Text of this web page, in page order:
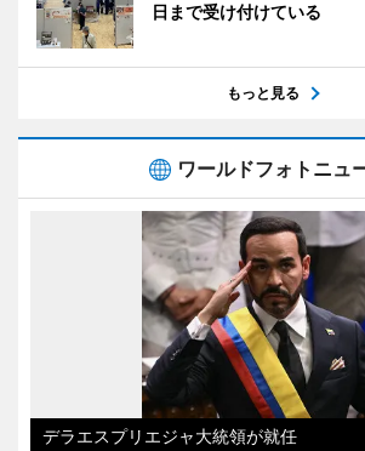
日まで受け付けている
もっと見る
ワールドフォトニュ
デラエスプリエジャ大統領が就任